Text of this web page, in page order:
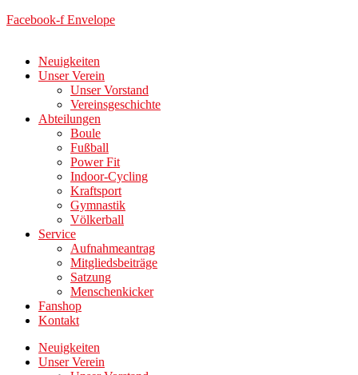
Facebook-f Envelope
Neuigkeiten
Unser Verein
Unser Vorstand
Vereinsgeschichte
Abteilungen
Boule
Fußball
Power Fit
Indoor-Cycling
Kraftsport
Gymnastik
Völkerball
Service
Aufnahmeantrag
Mitgliedsbeiträge
Satzung
Menschenkicker
Fanshop
Kontakt
Neuigkeiten
Unser Verein